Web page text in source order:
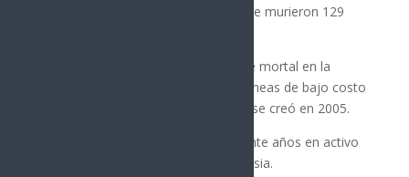
un vuelo de Air China en 2002, donde murieron 129
Además, este es el primer accidente mortal en la
historia de Jeju Air, una de las aerolíneas de bajo costo
más grandes de Corea del Sur, que se creó en 2005.
La aerolínea de bajo coste lleva veinte años en activo
y vuela a casi sesenta destinos en Asia.